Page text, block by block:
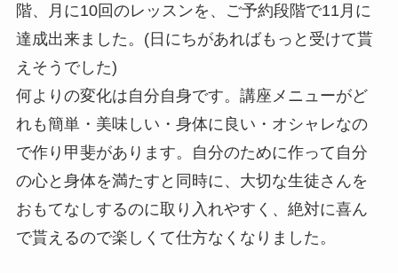
階、
月に10回のレッスンを、ご予約段階で11月に
達成出来ました。 (日にちがあればもっと受けて貰
えそうでした)
何よりの変化は自分自身です。 講座メニューがど
れも簡単・美味し い・身体に良い・オシャレなの
で作り甲斐があります。自分のために作って自分
の心と身体を満たすと同時に、 大切な生徒さんを
おも てなしするのに取り入れやすく、絶対に喜ん
で貰えるので楽しくて仕方なくなりました 。